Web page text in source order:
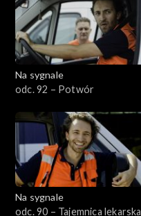
Na sygnale
odc. 92 – Potwór
Na sygnale
odc. 90 – Tajemnica lekarska